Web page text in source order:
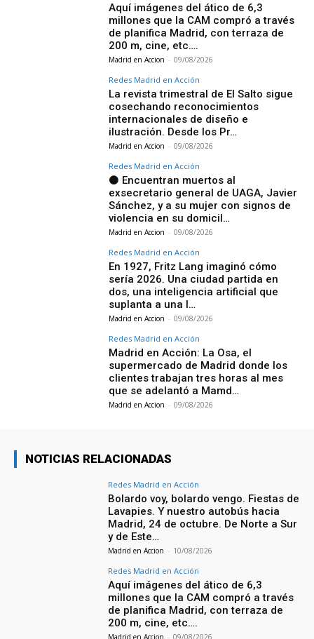
Aquí imágenes del ático de 6,3
millones que la CAM compró a través
de planifica Madrid, con terraza de
200 m, cine, etc….
Madrid en Accion - 09/08/2026
Redes Madrid en Acción
La revista trimestral de El Salto sigue
cosechando reconocimientos
internacionales de diseño e
ilustración. Desde los Pr…
Madrid en Accion - 09/08/2026
Redes Madrid en Acción
⚫ Encuentran muertos al
exsecretario general de UAGA, Javier
Sánchez, y a su mujer con signos de
violencia en su domicil…
Madrid en Accion - 09/08/2026
Redes Madrid en Acción
En 1927, Fritz Lang imaginó cómo
sería 2026. Una ciudad partida en
dos, una inteligencia artificial que
suplanta a una l…
Madrid en Accion - 09/08/2026
Redes Madrid en Acción
Madrid en Acción: La Osa, el
supermercado de Madrid donde los
clientes trabajan tres horas al mes
que se adelantó a Mamd…
Madrid en Accion - 09/08/2026
NOTICIAS RELACIONADAS
Redes Madrid en Acción
Bolardo voy, bolardo vengo. Fiestas de
Lavapies. Y nuestro autobús hacia
Madrid, 24 de octubre. De Norte a Sur
y de Este…
Madrid en Accion - 10/08/2026
Redes Madrid en Acción
Aquí imágenes del ático de 6,3
millones que la CAM compró a través
de planifica Madrid, con terraza de
200 m, cine, etc….